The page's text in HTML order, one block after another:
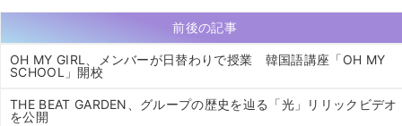
前後の記事
OH MY GIRL、メンバーが日替わりで授業 韓国語講座「OH MY
SCHOOL」開校
THE BEAT GARDEN、グループの歴史を辿る「光」リリックビデオ
を公開